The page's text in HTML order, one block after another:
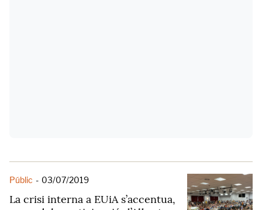
Públic - 03/07/2019
La crisi interna a EUiA s’accentua,